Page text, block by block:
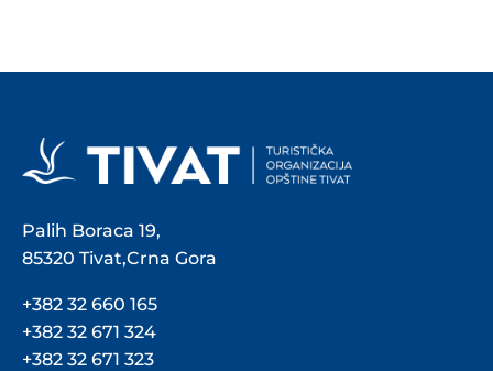
Palih Boraca 19,
85320 Tivat,Crna Gora
+382 32 660 165
+382 32 671 324
+382 32 671 323